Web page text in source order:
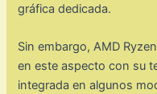
gráfica dedicada.
Sin embargo, AMD
en este aspecto con su
integrada en algunos